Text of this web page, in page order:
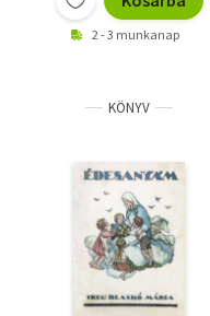
2 - 3 munkanap
KÖNYV